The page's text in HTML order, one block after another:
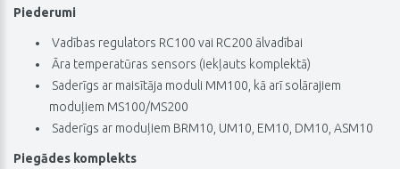
Piederumi
 Vadības regulators RC100 vai RC200 ālvadībai
 Āra temperatūras sensors (iekļauts komplektā)
 Saderīgs ar maisītāja moduli MM100, kā arī solārajiem
moduļiem MS100/MS200
 Saderīgs ar moduļiem BRM10, UM10, EM10, DM10, ASM10
Piegādes komplekts